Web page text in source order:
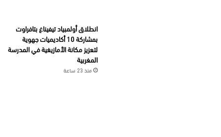
انطلاق أولمبياد تيفيناغ بتافراوت
بمشاركة 10 أكاديميات جهوية
لتعزيز مكانة الأمازيغية في المدرسة
المغربية
منذ 23 ساعة